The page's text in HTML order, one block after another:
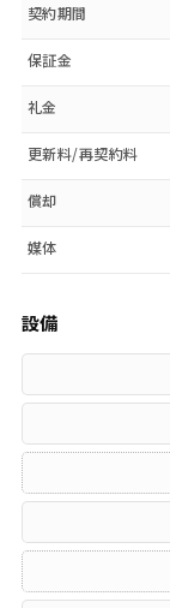
契約期間
保証金
礼金
更新料/再契約料
償却
媒体
設備